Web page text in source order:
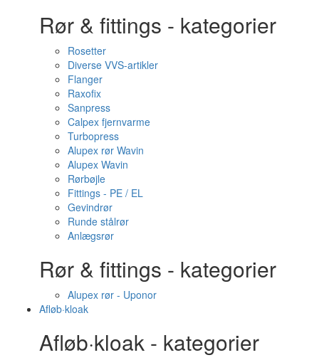
Rør & fittings - kategorier
Rosetter
Diverse VVS-artikler
Flanger
Raxofix
Sanpress
Calpex fjernvarme
Turbopress
Alupex rør Wavin
Alupex Wavin
Rørbøjle
Fittings - PE / EL
Gevindrør
Runde stålrør
Anlægsrør
Rør & fittings - kategorier
Alupex rør - Uponor
Afløb·kloak
Afløb·kloak - kategorier